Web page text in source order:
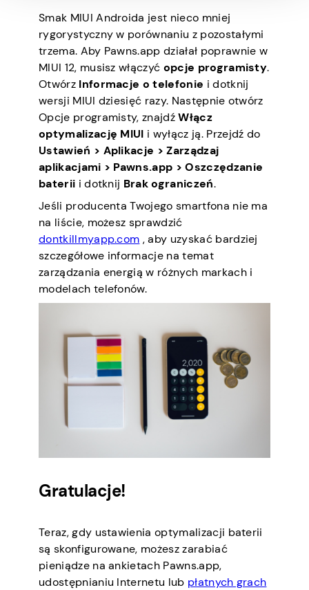
Smak MIUI Androida jest nieco mniej
rygorystyczny w porównaniu z pozostałymi
trzema. Aby Pawns.app działał poprawnie w
MIUI 12, musisz włączyć opcje programisty.
Otwórz Informacje o telefonie i dotknij
wersji MIUI dziesięć razy. Następnie otwórz
Opcje programisty, znajdźWłącz
optymalizację MIUI i wyłącz ją. Przejdź do
Ustawień > Aplikacje > Zarządzaj
aplikacjami > Pawns.app > Oszczędzanie
baterii i dotknij Brak ograniczeń.
Jeśli producenta Twojego smartfona nie ma
na liście, możesz sprawdzić
dontkillmyapp.com , aby uzyskać bardziej
szczegółowe informacje na temat
zarządzania energią w różnych markach i
modelach telefonów.
Gratulacje!
Teraz, gdy ustawienia optymalizacji baterii
są skonfigurowane, możesz zarabiać
pieniądze na ankietach Pawns.app,
udostępnianiu Internetu lub płatnych grach